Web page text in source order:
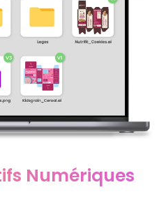
Numériques